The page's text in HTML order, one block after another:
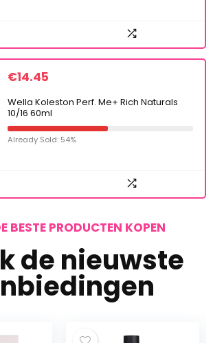
€14.45
Wella Koleston Perf. Me+ Rich Naturals
10/16 60ml
Already Sold: 54%
BESTE PRODUCTEN KOPEN
de nieuwste